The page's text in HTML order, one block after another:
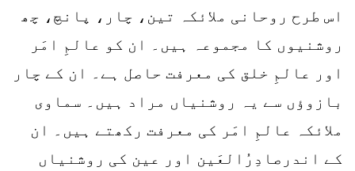
اس طرح روحانی ملائکہ تین، چار، پانچ، چھ
روشنیوں کا مجموعہ ہیں۔ ان کو عالمِ امَر
اور عالمِ خلق کی معرفت حاصل ہے۔ ان کے چار
بازوؤں سے یہ روشنیاں مراد ہیں۔ سماوی
ملائکہ عالمِ امَر کی معرفت رکھتے ہیں۔ ان
کے اندرصادِرُالعَین اور عین کی روشنیاں